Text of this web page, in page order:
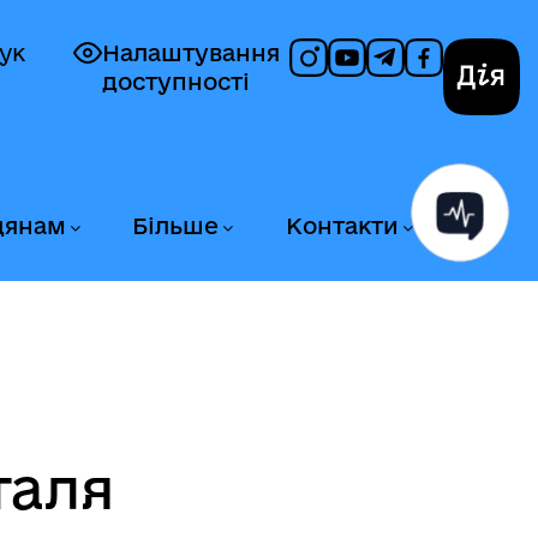
Налаштування
доступності
Більше Контакти